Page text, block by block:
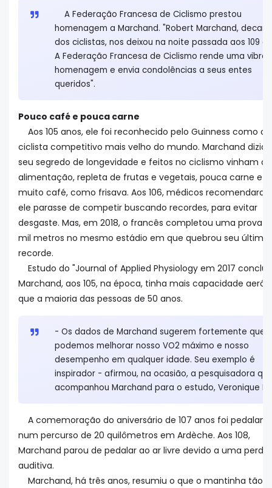
A Federação Francesa de Ciclismo prestou
homenagem a Marchand. "Robert Marchand, decano
dos ciclistas, nos deixou na noite passada aos 109
A Federação Francesa de Ciclismo rende uma
homenagem e envia condolências a seus entes
queridos".
Pouco café e pouca carne
Aos 105 anos, ele foi reconhecido pelo Guinness como o
ciclista competitivo mais velho do mundo. Marchand dizia
seu segredo de longevidade e feitos no ciclismo vinham da
alimentação, repleta de frutas e vegetais, pouca carne e
muito café, como frisava. Aos 106, médicos
ele parasse de competir buscando recordes, para evitar
desgaste. Mas, em 2018, o francês completou uma prova
mil metros no mesmo estádio em que quebrou seu último
recorde.
Estudo do "Journal of Applied Physiology em 2017
Marchand, aos 105, na época, tinha mais capacidade
que a maioria das pessoas de 50 anos.
- Os dados de Marchand sugerem fortemente que
podemos melhorar nosso VO2 máximo e nosso
desempenho em qualquer idade. Seu exemplo é
inspirador - afirmou, na ocasião, a pesquisadora
acompanhou Marchand para o estudo, Veronique
A comemoração do aniversário de 107 anos foi
num percurso de 20 quilômetros em Ardèche. Aos 108,
Marchand parou de pedalar ao ar livre devido a uma perda
auditiva.
Marchand, há três anos, resumiu o que o mantinha tão